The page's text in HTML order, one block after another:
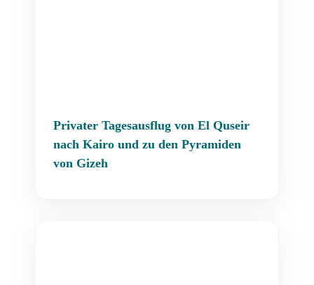
Privater Tagesausflug von El Quseir
nach Kairo und zu den Pyramiden
von Gizeh